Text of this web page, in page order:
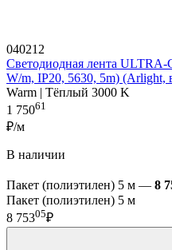
040212
Светодиодная лента ULTRA-
W/m, IP20, 5630, 5m)
Warm | Тёплый 3000 K
1 75061
₽/м
В наличии
Пакет (полиэтилен) 5 м — 8
Пакет (полиэтилен) 5 м
8 75305₽